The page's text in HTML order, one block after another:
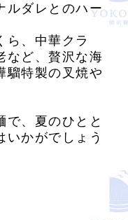
ルダレとのハー
ら、中華クラ
など、贅沢な海
騮特製の叉焼や
で、夏のひとと
いかがでしょう